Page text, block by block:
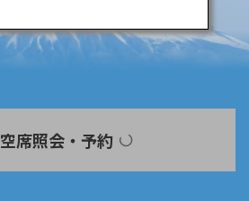
空席照会・予約